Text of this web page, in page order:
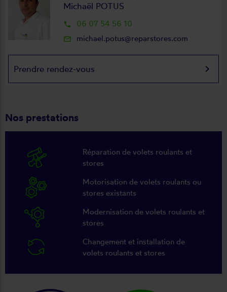
Michaël POTUS
local_phone 06 07 54 56 10
mail_outline michael.potus@reparstores.com
Prendre rendez-vous keyboard_arrow_right
Nos prestations
Réparation de volets roulants et
stores
Motorisation de volets roulants ou
stores existants
Modernisation de volets roulants et
stores
Changement et installation de
volets roulants et stores